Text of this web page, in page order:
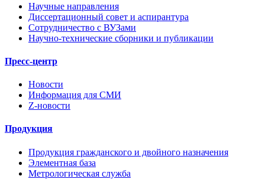
Научные направления
Диссертационный совет и аспирантура
Сотрудничество с ВУЗами
Научно-технические сборники и публикации
Пресс-центр
Новости
Информация для СМИ
Z-новости
Продукция
Продукция гражданского и двойного назначения
Элементная база
Метрологическая служба